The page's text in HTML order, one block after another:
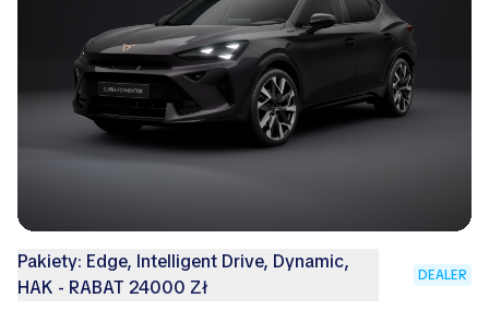
Pakiety: Edge, Intelligent Drive, Dynamic,
HAK - RABAT 24000 Zł
DEALER